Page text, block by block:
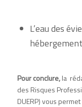
L’eau des
Pour conclure,la
des Risques
DUERP) vous